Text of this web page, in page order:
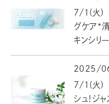
7/1(火)
グケア*
キンシリー
2025/
7/1(火)
シュ！ジ